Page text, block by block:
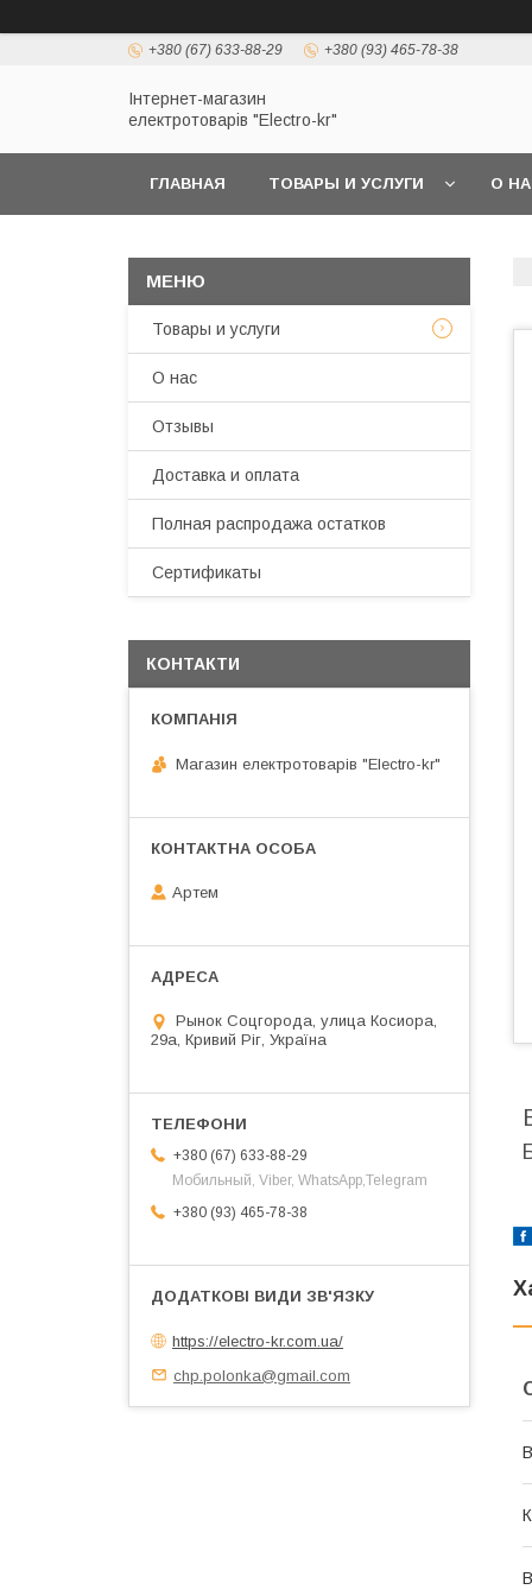
+380 (67) 633-88-29 +380 (93) 465-78-38
Інтернет-магазин
електротоварів "Electro-kr"
ГЛАВНАЯ ТОВАРЫ И УСЛУГИ О
Товары и услуги
О нас
Отзывы
Доставка и оплата
Полная распродажа остатков
Сертификаты
КОНТАКТИ
Магазин електротоварів "Electro-kr"
Артем
Рынок Соцгорода, улица Косиора,
29а, Кривий Ріг, Україна
+380 (67) 633-88-29
Мобильный, Viber, WhatsApp,Telegram
+380 (93) 465-78-38
https://electro-kr.com.ua/
chp.polonka@gmail.com